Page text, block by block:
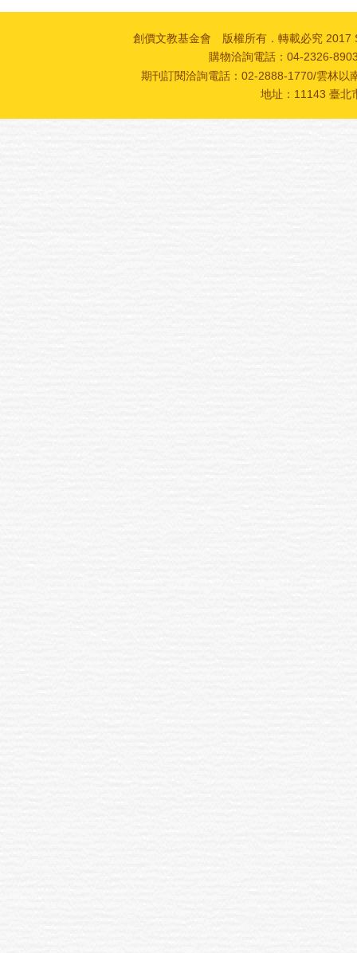
創價文教基金會 版權所有．轉載必究 2017
購物洽詢電話：04-2326-
期刊訂閱洽詢電話：02-2888-1770/雲林
地址：11143 臺北